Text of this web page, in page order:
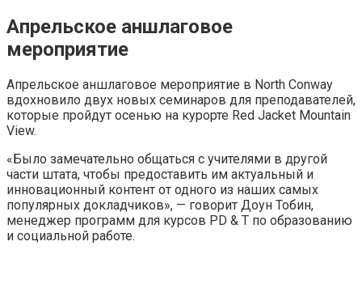
Апрельское аншлаговое
мероприятие
Апрельское аншлаговое мероприятие в North Conway
вдохновило двух новых семинаров для преподавателей,
которые пройдут осенью на курорте Red Jacket Mountain
View.
«Было замечательно общаться с учителями в другой
части штата, чтобы предоставить им актуальный и
инновационный контент от одного из наших самых
популярных докладчиков», — говорит Доун Тобин,
менеджер программ для курсов PD & T по образованию
и социальной работе.